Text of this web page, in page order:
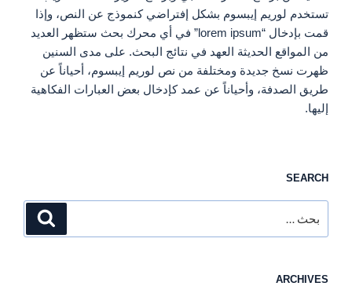
تستخدم لوريم إيبسوم بشكل إفتراضي كنموذج عن النص، وإذا
قمت بإدخال “lorem ipsum” في أي محرك بحث ستظهر العديد
من المواقع الحديثة العهد في نتائج البحث. على مدى السنين
ظهرت نسخ جديدة ومختلفة من نص لوريم إيبسوم، أحياناً عن
طريق الصدفة، وأحياناً عن عمد كإدخال بعض العبارات الفكاهية
إليها.
SEARCH
عن:
بحث
ARCHIVES